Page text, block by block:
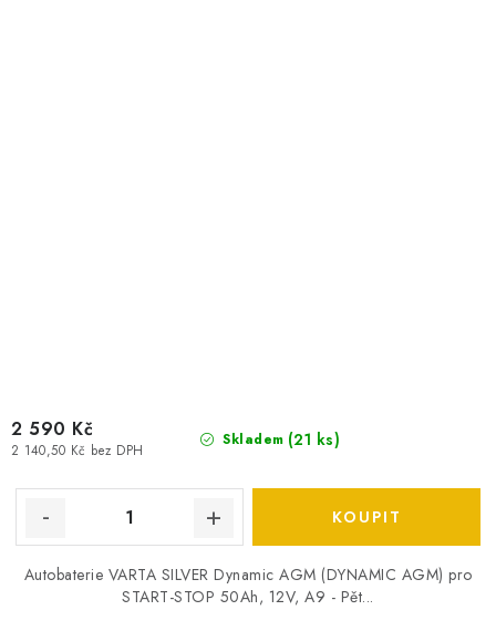
Skladem (21 ks)
2 140,50 Kč bez DPH
2 590 Kč
Autobaterie VARTA SILVER Dynamic AGM (DYNAMIC AGM) pro
START-STOP 50Ah, 12V, A9 - Pět...